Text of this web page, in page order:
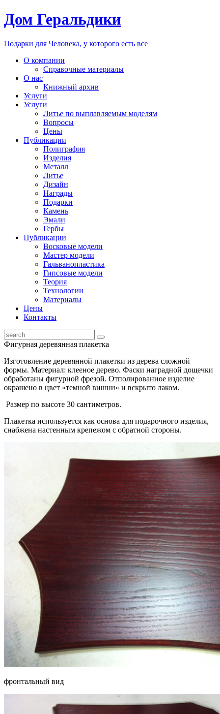
Дом Геральдики
Подарки для Человека, у которого есть все
О компании
Справочные материалы
О нас
Книжный архив
Услуги
Услуги
Литье по выплавляемым моделям
Вопросы
Цены
Публикации
Полиграфия
Изделия
Металл
Литье
Дизайн
Награды
Подарки
Камень
Эмали
Гербы
Публикации
Восковые модели
Мастер модели
Гальванопластика
Гипсовые модели
Теория
Технологии
Материалы
Цены
Контакты
Фигурная деревянная плакетка
Изготовление деревянной плакетки из дерева сложной
формы. Материал: клееное дерево. Фаски наградной дощечки
обработаны фигурной фрезой. Отполированное изделие
окрашено в цвет «темной вишни» и вскрыто лаком.
Размер по высоте 30 сантиметров.
Плакетка используется как основа для подарочного изделия,
снабжена настенным крепежом с обратной стороны.
фронтальный вид